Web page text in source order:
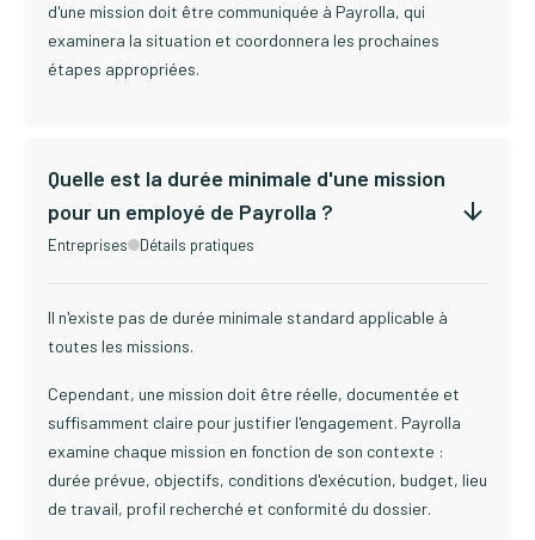
d'une mission doit être communiquée à Payrolla, qui
examinera la situation et coordonnera les prochaines
étapes appropriées.
Quelle est la durée minimale d'une mission
pour un employé de Payrolla ?
Entreprises Détails pratiques
Il n'existe pas de durée minimale standard applicable à
toutes les missions.
Cependant, une mission doit être réelle, documentée et
suffisamment claire pour justifier l'engagement. Payrolla
examine chaque mission en fonction de son contexte :
durée prévue, objectifs, conditions d'exécution, budget, lieu
de travail, profil recherché et conformité du dossier.